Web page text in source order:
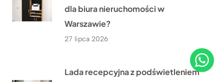
dla biura nieruchomości w
Warszawie?
27 lipca 2026
Lada recepcyjna z podświetleniem